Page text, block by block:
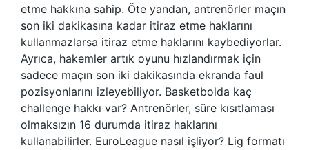
etme hakkına sahip. Öte yandan, antrenörler maçın
son iki dakikasına kadar itiraz etme haklarını
kullanmazlarsa itiraz etme haklarını kaybediyorlar.
Ayrıca, hakemler artık oyunu hızlandırmak için
sadece maçın son iki dakikasında ekranda faul
pozisyonlarını izleyebiliyor. Basketbolda kaç
challenge hakkı var? Antrenörler, süre kısıtlaması
olmaksızın 16 durumda itiraz haklarını
kullanabilirler. EuroLeague nasıl işliyor? Lig formatı